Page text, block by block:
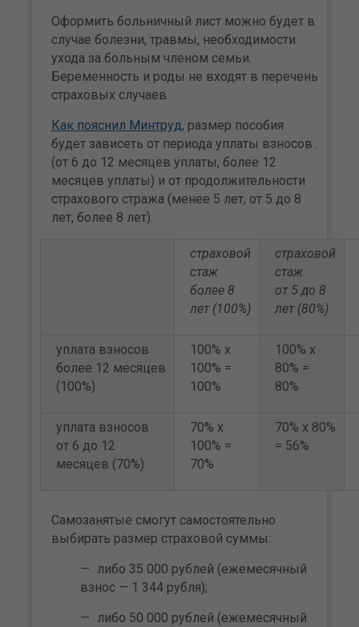
Оформить больничный лист можно будет в
случае болезни, травмы, необходимости
ухода за больным членом семьи.
Беременность и роды не входят в перечень
страховых случаев.
Как пояснил Минтруд, размер пособия
будет зависеть от периода уплаты взносов .
(от 6 до 12 месяцев уплаты, более 12
месяцев уплаты) и от продолжительности
страхового стража (менее 5 лет, от 5 до 8
лет, более 8 лет).
страховой
стаж
более 8
лет (100%)
страховой
стаж
от 5 до 8
лет (80%)
уплата взносов
более 12 месяцев
(100%)
100% х
100% =
100%
100% х
80% =
80%
уплата взносов
от 6 до 12
месяцев (70%)
70% х
100% =
70%
70% х 80%
= 56%
Самозанятые смогут самостоятельно
выбирать размер страховой суммы:
либо 35 000 рублей (ежемесячный
взнос — 1 344 рубля);
либо 50 000 рублей (ежемесячный